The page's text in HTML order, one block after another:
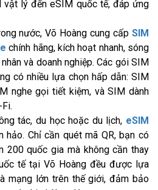
lý đến eSIM quốc tế, đáp ứng
nước, Võ Hoàng cung cấp SIM
chính hãng, kích hoạt nhanh, sóng
và doanh nghiệp. Các gói SIM
có nhiều lựa chọn hấp dẫn: SIM
nghe gọi tiết kiệm, và SIM dành
tác, du học hoặc du lịch, eSIM
hảo. Chỉ cần quét mã QR, bạn có
200 quốc gia mà không cần thay
tế tại Võ Hoàng đều được lựa
mạng lớn trên thế giới, đảm bảo